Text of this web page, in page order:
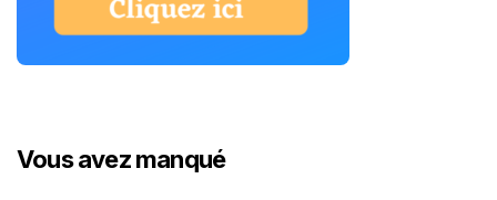
Vous avez manqué